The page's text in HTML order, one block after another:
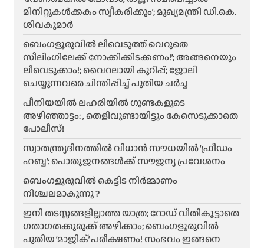
മിനിറ്റുകൾക്കകം സ്വീകരിക്കും’; മുഖ്യമന്ത്രി ഡി.കെ.
ശിവകുമാർ
ബെം​ഗളൂരുവിൽ ലീവെടുത്ത് വെറുതെ
സീലിംഗിലേക്ക് നോക്കിക്കിടക്കണം!’; അങ്ങനെയും
ലീവെടുക്കാം!; വൈറലായി കുറിപ്പ്; ജോലി
ചെയ്യുന്നവരെ ചിന്തിപ്പിച്ച് പുതിയ ചർച്ച
പീനിയയിൽ ലഹരിയിൽ ഗുണ്ടകളുടെ
അഴിഞ്ഞാട്ടം: , തെളിവുണ്ടായിട്ടും കേസെടുക്കാതെ
പോലീസ്!
സ്വാതന്ത്ര്യദിനത്തിൽ വിധാൻ സൗധയിൽ ‘ഫ്രീഡം
ഹബ്ബ’: പൊതുജനങ്ങൾക്ക് സൗജന്യ പ്രവേശനം
ബെംഗളൂരുവിൽ കെട്ടിട നിർമ്മാണം
നിശ്ചലമാകുന്നു ?
ഇനി തടസ്സങ്ങളില്ലാത്ത യാത്ര; റോഡ് വീതികൂട്ടാതെ
ഗതാഗതക്കുരുക്ക് അഴിക്കാം; ബെംഗളൂരുവിൽ
പുതിയ ‘മാജിക്’ പരീക്ഷണം! സംഭവം ഇങ്ങനെ